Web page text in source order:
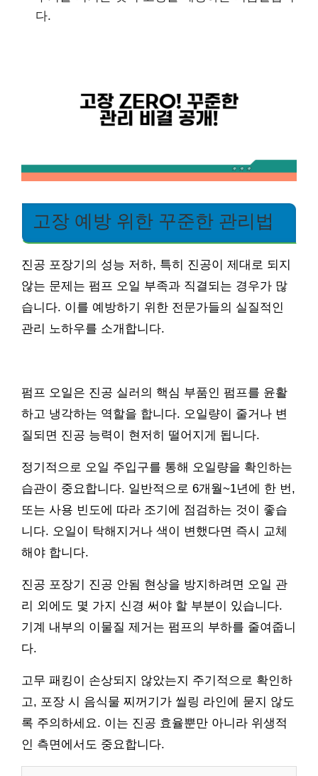
다.
고장 예방 위한 꾸준한 관리법
진공 포장기의 성능 저하, 특히 진공이 제대로 되지
않는 문제는 펌프 오일 부족과 직결되는 경우가 많
습니다. 이를 예방하기 위한 전문가들의 실질적인
관리 노하우를 소개합니다.
펌프 오일은 진공 실러의 핵심 부품인 펌프를 윤활
하고 냉각하는 역할을 합니다. 오일량이 줄거나 변
질되면 진공 능력이 현저히 떨어지게 됩니다.
정기적으로 오일 주입구를 통해 오일량을 확인하는
습관이 중요합니다. 일반적으로 6개월~1년에 한 번,
또는 사용 빈도에 따라 조기에 점검하는 것이 좋습
니다. 오일이 탁해지거나 색이 변했다면 즉시 교체
해야 합니다.
진공 포장기 진공 안됨 현상을 방지하려면 오일 관
리 외에도 몇 가지 신경 써야 할 부분이 있습니다.
기계 내부의 이물질 제거는 펌프의 부하를 줄여줍니
다.
고무 패킹이 손상되지 않았는지 주기적으로 확인하
고, 포장 시 음식물 찌꺼기가 씰링 라인에 묻지 않도
록 주의하세요. 이는 진공 효율뿐만 아니라 위생적
인 측면에서도 중요합니다.